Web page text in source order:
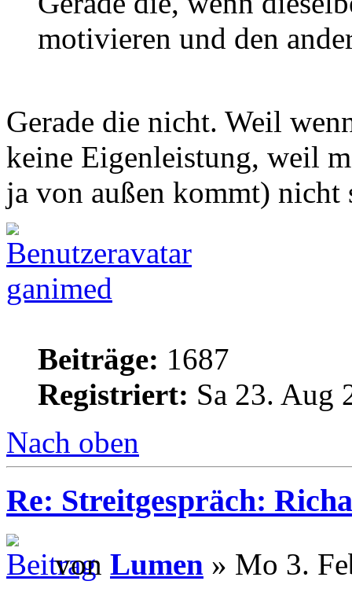
motivieren und den
Gerade die nicht. Weil
keine Eigenleistung, weil
ja von außen kommt) nicht
ganimed
Beiträge: 1687
Registriert: Sa 23. Aug
Nach oben
Re: Streitgespräch:
von Lumen » Mo 3.